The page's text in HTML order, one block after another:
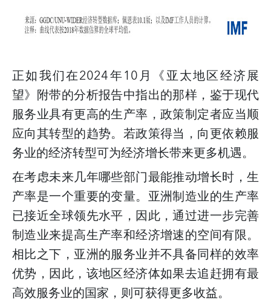
正如我们在2024年10月《亚太地区经济展
望》附带的分析报告中指出的那样，鉴于现代
服务业具有更高的生产率，政策制定者应当顺
应向其转型的趋势。若政策得当，向更依赖服
务业的经济转型可为经济增长带来更多机遇。
在考虑未来几年哪些部门最能推动增长时，生
产率是一个重要的变量。亚洲制造业的生产率
已接近全球领先水平，因此，通过进一步完善
制造业来提高生产率和经济增速的空间有限。
相比之下，亚洲的服务业并不具备同样的效率
优势，因此，该地区经济体如果去追赶拥有最
高效服务业的国家，则可获得更多收益。